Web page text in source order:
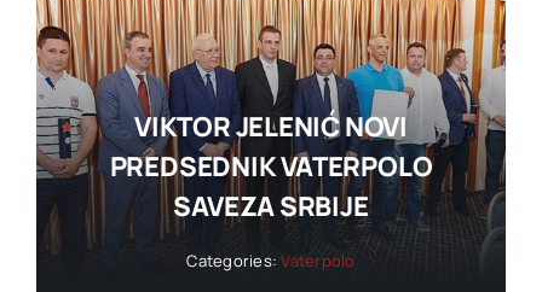
VIKTOR JELENIĆ NOVI
PREDSEDNIK VATERPOLO
SAVEZA SRBIJE
Categories:Vaterpolo